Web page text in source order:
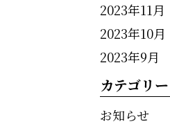
2023年11月
2023年10月
2023年9月
カテゴリー
お知らせ